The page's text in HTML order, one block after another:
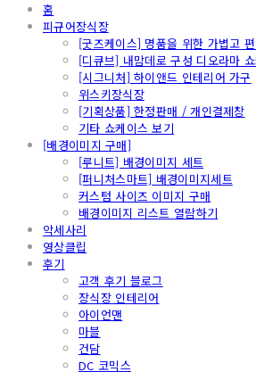
홈
피규어장식장
[굿즈케이스] 명품을 위한 가볍고
[디큐브] 내맘데로 구성 디오라마
[시그니처] 하이앤드 인테리어 가구
위스키장식장
[기획상품] 한정판매 / 개인결제창
기타 쇼케이스 보기
[배경이미지 구매]
[루니트] 배경이미지 세트
[퍼니처스마트] 배경이미지세트
커스텀 사이즈 이미지 구매
배경이미지 리스트 열람하기
악세사리
영상클립
후기
고객 후기 블로그
장식장 인테리어
아이언맨
마블
건담
DC 코믹스